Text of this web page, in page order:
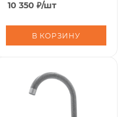
10 350 ₽/шт
В КОРЗИНУ